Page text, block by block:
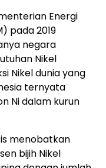
Energi
pada 2019
negara
Nikel
Nikel dunia yang
ternyata
Ni dalam kurun
menobatkan
bijih Nikel